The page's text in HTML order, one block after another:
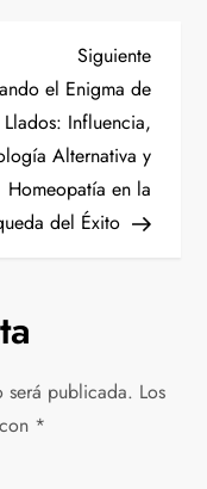
Siguiente
el Enigma de
Llados: Influencia,
Alternativa y
Homeopatía en la
del Éxito
será publicada. Los
*